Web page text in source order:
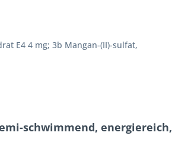
E4 4 mg; 3b Mangan-(II)-sulfat,
schwimmend, energiereich,